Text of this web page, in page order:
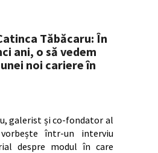
Tăbăcaru: În
ani, o să vedem
noi cariere în
galerist și co-fondator al
într-un interviu
despre modul în care